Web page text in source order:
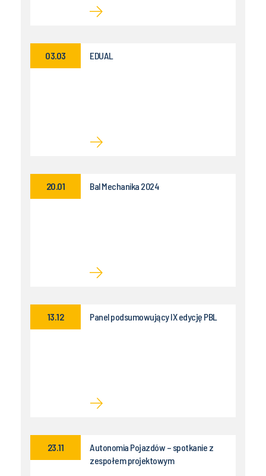
EDUAL
03.03
Bal Mechanika 2024
20.01
Panel podsumowujący IX edycję PBL
13.12
Autonomia Pojazdów – spotkanie z
zespołem projektowym
23.11